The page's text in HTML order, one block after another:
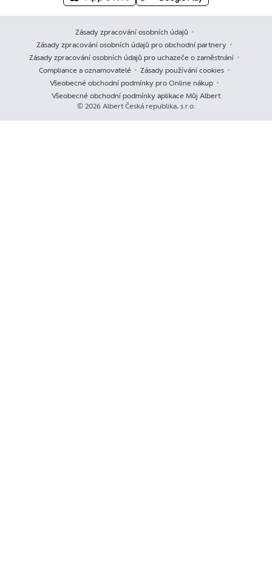
Zásady zpracování osobních údajů
Zásady zpracování osobních údajů pro obchodní partnery
Zásady zpracování osobních údajů pro uchazeče o zaměstnání
Compliance a oznamovatelé
Zásady používání cookies
Všeobecné obchodní podmínky pro Online nákup
Všeobecné obchodní podmínky aplikace Můj Albert
© 2026 Albert Česká republika, s.r.o.